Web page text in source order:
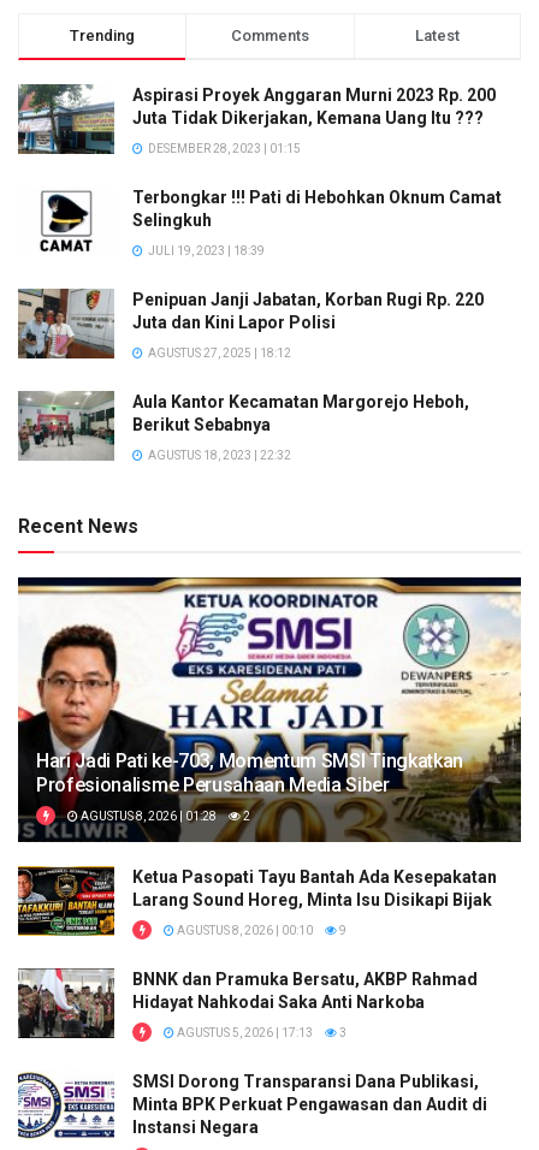
Trending Comments Latest
Aspirasi Proyek Anggaran Murni 2023 Rp. 200
Juta Tidak Dikerjakan, Kemana Uang Itu ???
DESEMBER 28, 2023 | 01:15
Terbongkar !!! Pati di Hebohkan Oknum Camat
Selingkuh
JULI 19, 2023 | 18:39
Penipuan Janji Jabatan, Korban Rugi Rp. 220
Juta dan Kini Lapor Polisi
AGUSTUS 27, 2025 | 18:12
Aula Kantor Kecamatan Margorejo Heboh,
Berikut Sebabnya
AGUSTUS 18, 2023 | 22:32
Recent News
Hari Jadi Pati ke-703, Momentum SMSI Tingkatkan
Profesionalisme Perusahaan Media Siber
AGUSTUS 8, 2026 | 01:28 2
Ketua Pasopati Tayu Bantah Ada Kesepakatan
Larang Sound Horeg, Minta Isu Disikapi Bijak
AGUSTUS 8, 2026 | 00:10 9
BNNK dan Pramuka Bersatu, AKBP Rahmad
Hidayat Nahkodai Saka Anti Narkoba
AGUSTUS 5, 2026 | 17:13 3
SMSI Dorong Transparansi Dana Publikasi,
Minta BPK Perkuat Pengawasan dan Audit di
Instansi Negara